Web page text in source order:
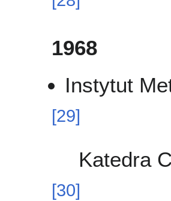
1968
Instytut
[29]
Katedra
[30]